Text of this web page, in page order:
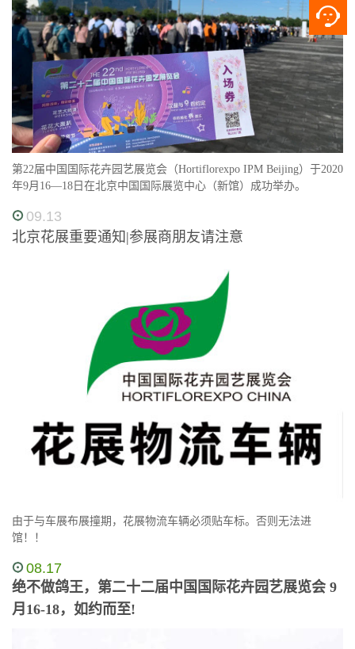
第22届中国国际花卉园艺展览会（Hortiflorexpo IPM Beijing）于2020
年9月16—18日在北京中国国际展览中心（新馆）成功举办。
09.13
北京花展重要通知|参展商朋友请注意
由于与车展布展撞期，花展物流车辆必须贴车标。否则无法进
馆！！
08.17
绝不做鸽王，第二十二届中国国际花卉园艺展览会 9
月16-18，如约而至!